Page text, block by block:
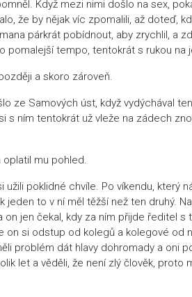
Když mezi nimi došlo na sex,
že by nějak víc zpomalili, až doteď,
párkrát pobídnout, aby zrychlil, a
pomalejší tempo, tentokrát s rukou na
a skoro zároveň.
ze Samových úst, když vydýchával
s ním tentokrát už vleže na zádech
oplatil mu pohled.
užili poklidné chvíle. Po víkendu, který
jeden to v ní měl těžší než ten druhý.
jen čekal, kdy za ním přijde ředitel s
on si odstup od kolegů a kolegové od
problém dát hlavy dohromady a oni
let a věděli, že není zlý člověk,